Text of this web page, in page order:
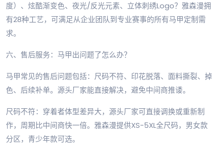
度）、炫酷渐变色、夜光/反光元素、立体刺绣Logo？雅森漫拥
有28种工艺，可满足从企业团队到专业赛事的所有马甲定制需
求。
六、售后服务：马甲出问题了怎么办？
马甲常见的售后问题包括：尺码不符、印花脱落、面料撕裂、掉
色、后续补单。源头厂家能直接解决，避免中间商推诿。
尺码不符：穿着者体型差异大，源头厂家可直接调换或重新制
作，周期比中间商快一倍。雅森漫提供XS-5XL全尺码，男女款
分区，青少年款可选。